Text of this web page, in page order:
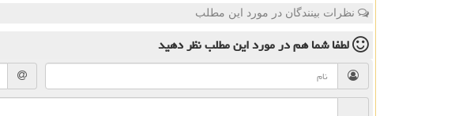
نظرات بینندگان در مورد این مطلب
لطفا شما همدر مورد این مطلبنظر دهید